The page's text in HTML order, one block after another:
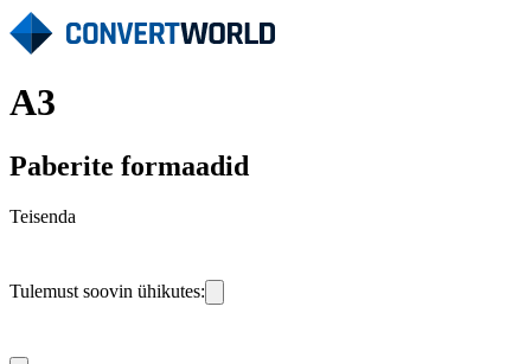
A3
Paberite formaadid
Teisenda
Tulemust soovin ühikutes: